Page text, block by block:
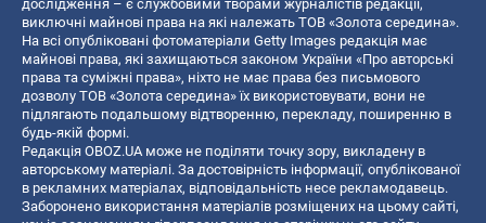
дослідження – є службовими творами журналістів редакції,
виключні майнові права на які належать ТОВ «Золота середина».
На всі опубліковані фотоматеріали Getty Images редакція має
майнові права, які захищаються законом України «Про авторські
права та суміжні права», ніхто не має права без письмового
дозволу ТОВ «Золота середина» їх використовувати, вони не
підлягають подальшому відтворенню, перекладу, поширенню в
будь-якій формі.
Редакція OBOZ.UA може не поділяти точку зору, викладену в
авторському матеріалі. За достовірність інформації, опублікованої
в рекламних матеріалах, відповідальність несе рекламодавець.
Заборонено використання матеріалів розміщених на цьому сайті,